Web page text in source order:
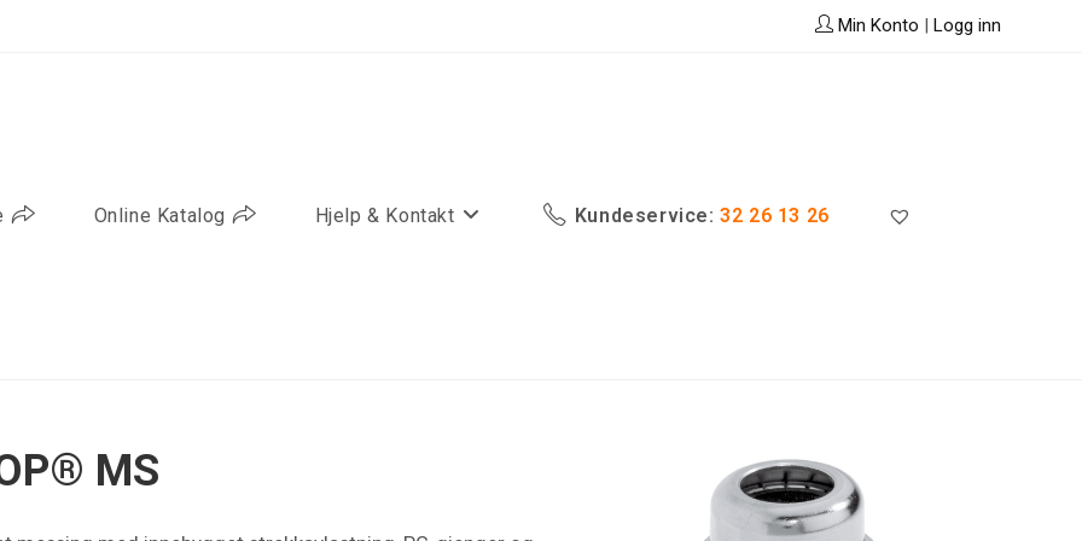
Min Konto | Logg inn
Online Katalog Hjelp & Kontakt Kundeservice: 32 26 13 26
MS